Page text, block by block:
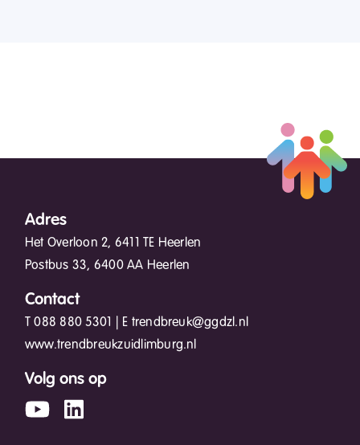
Adres
Het Overloon 2, 6411 TE Heerlen
Postbus 33, 6400 AA Heerlen
Contact
T088 880 5301 | E trendbreuk@ggdzl.nl
www.trendbreukzuidlimburg.nl
Volg ons op